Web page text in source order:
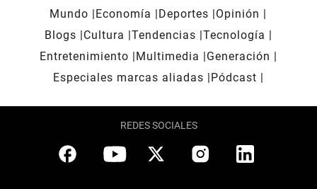
Mundo Economía Deportes
Opinión
Blogs
Cultura Tendencias Tecnología
Entretenimiento
Multimedia
Generación
Especiales marcas aliadas
Pódcast
REDES SOCIALES